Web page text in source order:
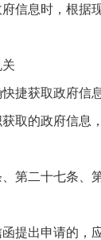
信息时，根据
关
捷获取政府信
取的政府信息
第二十七条、
提出申请的，